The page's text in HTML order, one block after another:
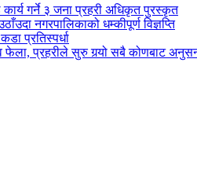
कार्य गर्ने ३ जना प्रहरी अधिकृत पुरस्कृत
नगरपालिकाको धम्कीपूर्ण विज्ञप्ति
प्रतिस्पर्धा
फेला, प्रहरीले सुरु गर्‍यो सबै कोणबाट